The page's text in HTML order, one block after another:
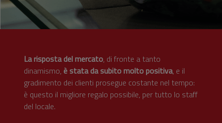
La risposta del mercato, di fronte a tanto
dinamismo, è stata da subito molto positiva, e il
gradimento dei clienti prosegue costante nel tempo:
è questo il migliore regalo possibile, per tutto lo staff
del locale.